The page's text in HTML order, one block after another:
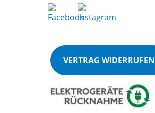
VERTRAG WIDERRUFEN